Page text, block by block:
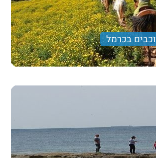
בכרמל
בשוויצריה הקטנה שבכרמל בשילוב עם רכיבה
נהיגה בטום קאר וארוחה טובה.
Price
380 ₪